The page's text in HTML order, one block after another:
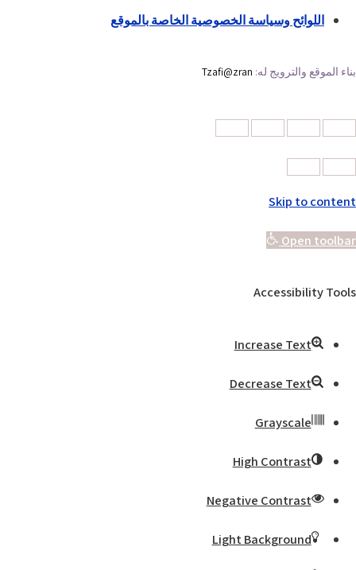
اللوائح وسياسة الخصوصية الخاصة بالموقع
بناء الموقع والترويج له: Tzafi@zran
Skip to content
Open toolbar
Accessibility Tools
Increase Text
Decrease Text
Grayscale
High Contrast
Negative Contrast
Light Background